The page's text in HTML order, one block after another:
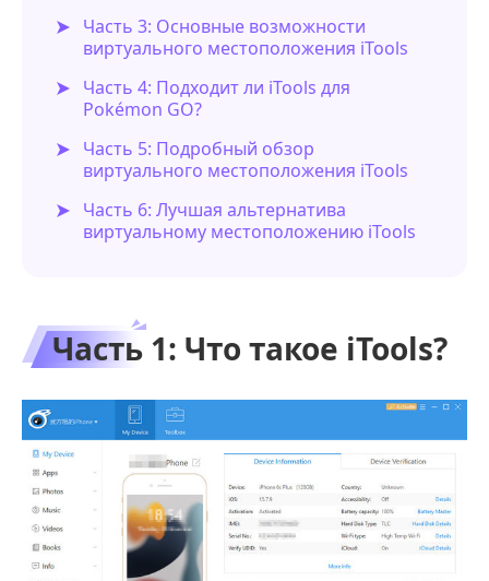
Часть 3: Основные возможности
виртуального местоположения iTools
Часть 4: Подходит ли iTools для
Pokémon GO?
Часть 5: Подробный обзор
виртуального местоположения iTools
Часть 6: Лучшая альтернатива
виртуальному местоположению iTools
Часть 1: Что такое iTools?